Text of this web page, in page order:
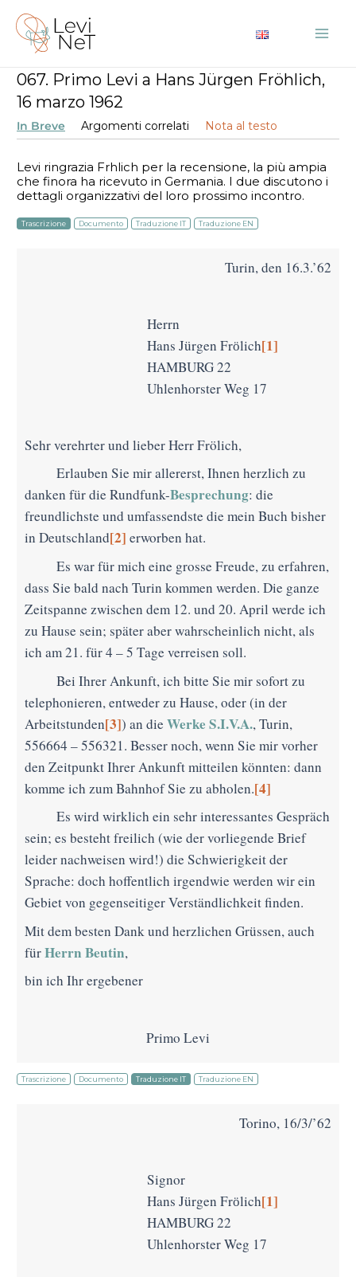
contenuto
067. Primo Levi a Hans Jürgen Fröhlich,
16 marzo 1962
In Breve Argomenti correlati Nota al testo
Levi ringrazia Frӧhlich per la recensione, la più ampia
che finora ha ricevuto in Germania. I due discutono i
dettagli organizzativi del loro prossimo incontro.
Trascrizione Documento Traduzione IT Traduzione EN
Turin, den 16.3.’62
Herrn
Hans Jürgen Frӧlich[1]
HAMBURG 22
Uhlenhorster Weg 17
Sehr verehrter und lieber Herr Frölich,
Erlauben Sie mir allererst, Ihnen herzlich zu
danken für die Rundfunk-Besprechung: die
freundlichste und umfassendste die mein Buch bisher
in Deutschland[2] erworben hat.
Es war für mich eine grosse Freude, zu erfahren,
dass Sie bald nach Turin kommen werden. Die ganze
Zeitspanne zwischen dem 12. und 20. April werde ich
zu Hause sein; später aber wahrscheinlich nicht, als
ich am 21. für 4 – 5 Tage verreisen soll.
Bei Ihrer Ankunft, ich bitte Sie mir sofort zu
telephonieren, entweder zu Hause, oder (in der
Arbeitstunden[3]) an die Werke S.I.V.A., Turin,
556664 – 556321. Besser noch, wenn Sie mir vorher
den Zeitpunkt Ihrer Ankunft mitteilen könnten: dann
komme ich zum Bahnhof Sie zu abholen.[4]
Es wird wirklich ein sehr interessantes Gespräch
sein; es besteht freilich (wie der vorliegende Brief
leider nachweisen wird!) die Schwierigkeit der
Sprache: doch hoffentlich irgendwie werden wir ein
Gebiet von gegenseitiger Verständlichkeit finden.
Mit dem besten Dank und herzlichen Grüssen, auch
fürHerrn Beutin,
bin ich Ihr ergebener
Primo Levi
Trascrizione Documento Traduzione IT Traduzione EN
Torino, 16/3/’62
Signor
Hans Jürgen Frӧlich[1]
HAMBURG 22
Uhlenhorster Weg 17